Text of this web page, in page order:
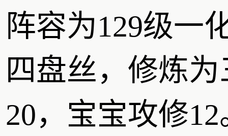
阵容为129级一
四盘丝，修炼
20，宝宝攻修